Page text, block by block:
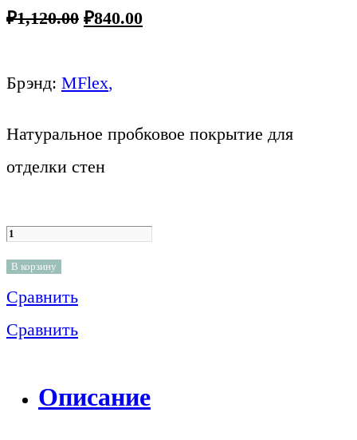
₽1,120.00 ₽840.00
Брэнд: MFlex,
Натуральное пробковое покрытие для
отделки стен
В корзину
Сравнить
Сравнить
Описание